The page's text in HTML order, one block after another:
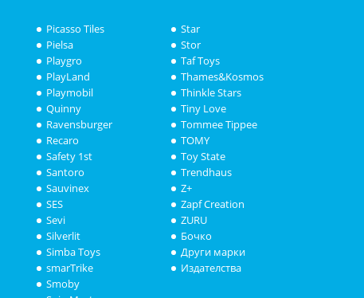
Picasso Tiles
Pielsa
Playgro
PlayLand
Playmobil
Quinny
Ravensburger
Recaro
Safety 1st
Santoro
Sauvinex
SES
Sevi
Silverlit
Simba Toys
smarTrike
Smoby
Star
Stor
Taf Toys
Thames&Kosmos
Thinkle Stars
Tiny Love
Tommee Tippee
TOMY
Toy State
Trendhaus
Z+
Zapf Creation
ZURU
Бочко
Други марки
Издателства